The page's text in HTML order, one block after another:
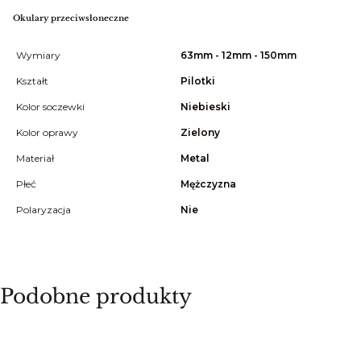
Okulary przeciwsłoneczne
Wymiary 63mm - 12mm - 150mm
Kształt Pilotki
Kolor soczewki Niebieski
Kolor oprawy Zielony
Materiał Metal
Płeć Mężczyzna
Polaryzacja Nie
Podobne produkty